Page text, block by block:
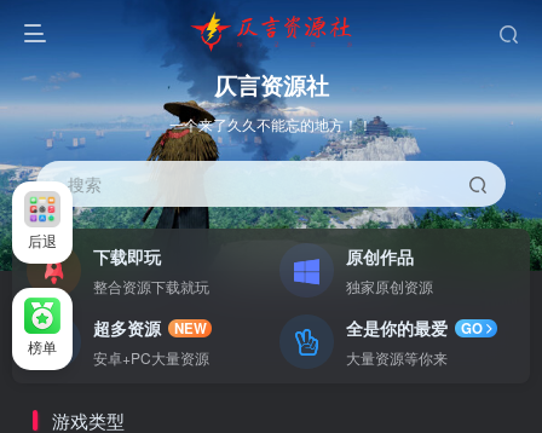
仄言资源社
一个来了久久不能忘的地方！！
搜索
下载即玩
整合资源下载就玩
原创作品
独家原创资源
超多资源
NEW
安卓+PC大量资源
全是你的最爱
GO
大量资源等你来
游戏类型
后退
榜单